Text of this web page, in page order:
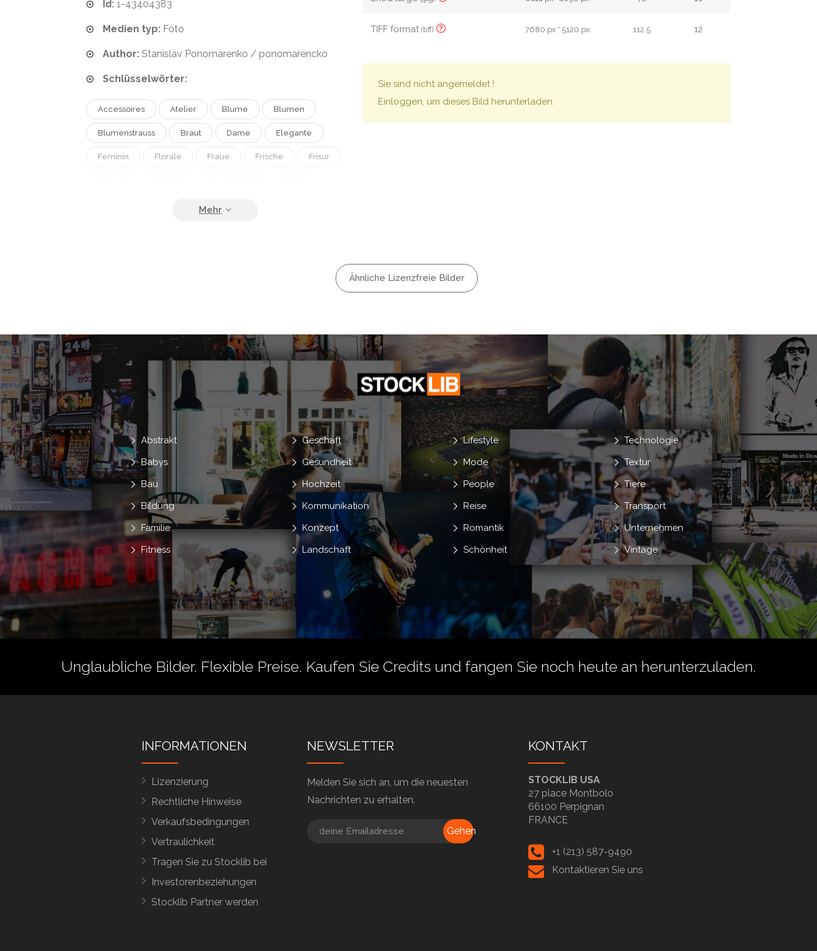
Id: 1-43404383
Medien typ: Foto
Author: Stanislav Ponomarenko / ponomarencko
Schlüsselwörter:
Accessoires Atelier Blume Blumen
Blumenstrauss Braut Dame Elegante
Feminin Florale Fraue Frische Frisur
Sinnlichkeit Stil Stylisch Weiblich
Wunderschön
TIFF format(tiff) 7680 px * 5120 px 112.5 12
Sie sind nicht angemeldet !
Einloggen, um dieses Bild herunterladen.
Ähnliche Lizenzfreie Bilder
Abstrakt
Babys
Bau
Bildung
Familie
Fitness
Geschäft
Gesundheit
Hochzeit
Kommunikation
Konzept
Landschaft
Lifestyle
Mode
People
Reise
Romantik
Schönheit
Technologie
Textur
Tiere
Transport
Unternehmen
Vintage
Unglaubliche Bilder. Flexible Preise. Kaufen Sie Credits und fangen Sie noch heute an herunterzuladen.
INFORMATIONEN
Lizenzierung
Rechtliche Hinweise
Verkaufsbedingungen
Vertraulichkeit
Tragen Sie zu Stocklib bei
Investorenbeziehungen
Stocklib Partner werden
NEWSLETTER
Melden Sie sich an, um die neuesten
Nachrichten zu erhalten.
Gehen
KONTAKT
STOCKLIB USA
27 place Montbolo
66100 Perpignan
FRANCE
+1 (213) 587-9490
Kontaktieren Sie uns